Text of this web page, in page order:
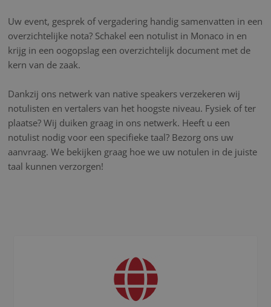
Uw event, gesprek of vergadering handig samenvatten in een
overzichtelijke nota? Schakel een notulist in Monaco in en
krijg in een oogopslag een overzichtelijk document met de
kern van de zaak.
Dankzij ons netwerk van native speakers verzekeren wij
notulisten en vertalers van het hoogste niveau. Fysiek of ter
plaatse? Wij duiken graag in ons netwerk. Heeft u een
notulist nodig voor een specifieke taal? Bezorg ons uw
aanvraag. We bekijken graag hoe we uw notulen in de juiste
taal kunnen verzorgen!